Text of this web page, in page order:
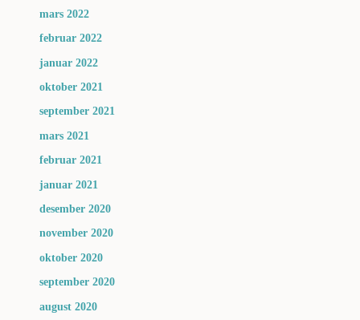
mars 2022
februar 2022
januar 2022
oktober 2021
september 2021
mars 2021
februar 2021
januar 2021
desember 2020
november 2020
oktober 2020
september 2020
august 2020